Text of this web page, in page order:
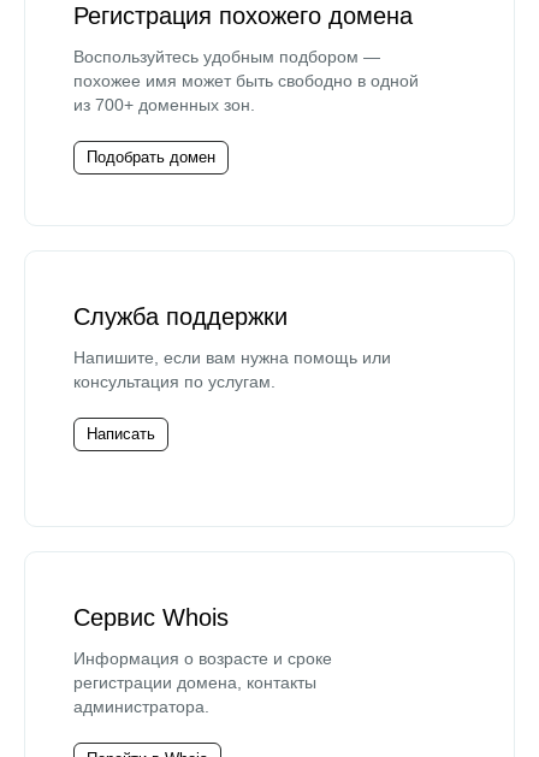
Регистрация похожего домена
Воспользуйтесь удобным подбором —
похожее имя может быть свободно в одной
из 700+ доменных зон.
Подобрать домен
Служба поддержки
Напишите, если вам нужна помощь или
консультация по услугам.
Написать
Сервис Whois
Информация о возрасте и сроке
регистрации домена, контакты
администратора.